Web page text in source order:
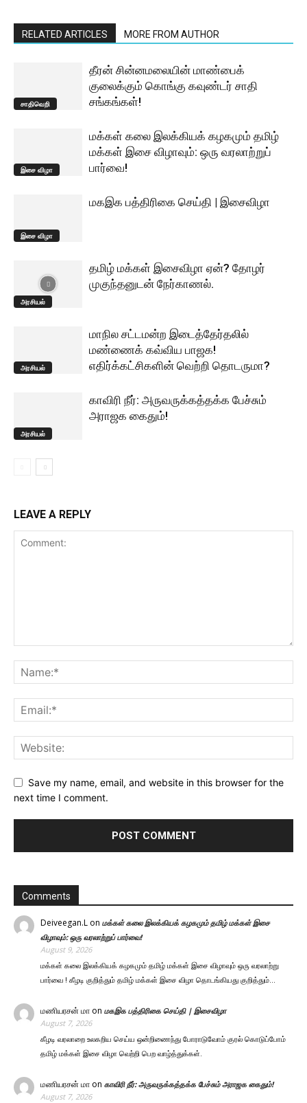
RELATED ARTICLES MORE FROM AUTHOR
சாதிவெறி
தீரன் சின்னமலையின் மாண்பைக்
குலைக்கும் கொங்கு கவுண்டர் சாதி
சங்கங்கள்!
இசை விழா
மக்கள் கலை இலக்கியக் கழகமும் தமிழ்
மக்கள் இசை விழாவும்: ஒரு வரலாற்றுப்
பார்வை!
இசை விழா
மகஇக பத்திரிகை செய்தி | இசைவிழா
அரசியல்
தமிழ் மக்கள் இசைவிழா ஏன்? தோழர்
முகுந்தனுடன் நேர்காணல்.
அரசியல்
மாநில சட்டமன்ற இடைத்தேர்தலில்
மண்ணைக் கவ்விய பாஜக!
எதிர்க்கட்சிகளின் வெற்றி தொடருமா?
அரசியல்
காவிரி நீர்: அருவருக்கத்தக்க பேச்சும்
அராஜக கைதும்!
LEAVE A REPLY
Save my name, email, and website in this browser for the
next time I comment.
Comments
Deiveegan.L on மக்கள் கலை இலக்கியக் கழகமும் தமிழ் மக்கள் இசை
விழாவும்: ஒரு வரலாற்றுப் பார்வை!
August 9, 2026
மக்கள் கலை இலக்கியக் கழகமும் தமிழ் மக்கள் இசை விழாவும் ஒரு வரலாற்று
பார்வை ! கீழடி குறித்தும் தமிழ் மக்கள் இசை விழா தொடங்கியது குறித்தும்…
மணியரசன் மா on மகஇக பத்திரிகை செய்தி | இசைவிழா
August 7, 2026
கீழடி வரலாறை உலகறிய செய்ய ஒன்றிணைந்து போராடுவோம் குரல் கொடுப்போம்
தமிழ் மக்கள் இசை விழா வெற்றி பெற வாழ்த்துக்கள்.
மணியரசன் மா on காவிரி நீர்: அருவருக்கத்தக்க பேச்சும் அராஜக கைதும்!
August 7, 2026